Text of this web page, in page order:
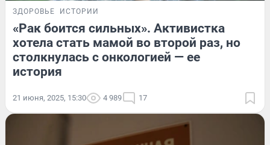
ЗДОРОВЬЕ ИСТОРИИ
«Рак боится сильных». Активистка
хотела стать мамой во второй раз, но
столкнулась с онкологией — ее
история
21 июня, 2025, 15:30 4 989 17